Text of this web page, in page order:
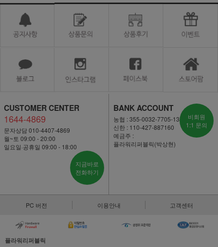
CUSTOMER CENTER
1644-4869
문자상담 010-4407-4869
월~토 09:00 - 20:00
일요일·공휴일 09:00 - 18:00
지금바로
전화하기
BANK ACCOUNT
농협 : 355-0032-7705-13
신한 : 110-427-887160
예금주 :
플라워리퍼블릭(박상현)
비회원
1:1 문의
PC 버전 이용안내 고객센터
플라워리퍼블릭